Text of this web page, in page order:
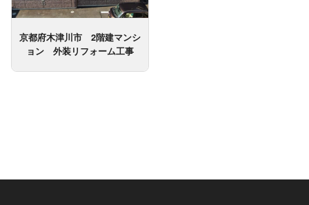
京都府木津川市 2階建マンシ
ョン 外装リフォーム工事